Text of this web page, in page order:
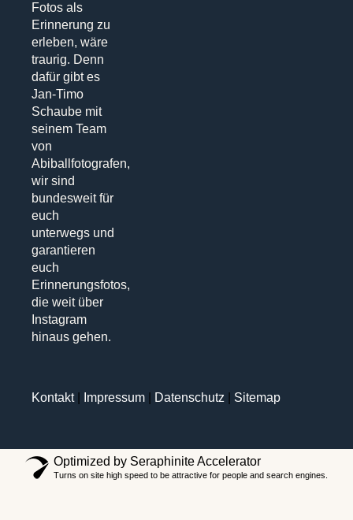
Fotos als
Erinnerung zu
erleben, wäre
traurig. Denn
dafür gibt es
Jan-Timo
Schaube mit
seinem Team
von
Abiballfotografen,
wir sind
bundesweit für
euch
unterwegs und
garantieren
euch
Erinnerungsfotos,
die weit über
Instagram
hinaus gehen.
Kontakt| Impressum Datenschutz Sitemap
Optimized by Seraphinite Accelerator
Turns on site high speed to be attractive for people and search engines.